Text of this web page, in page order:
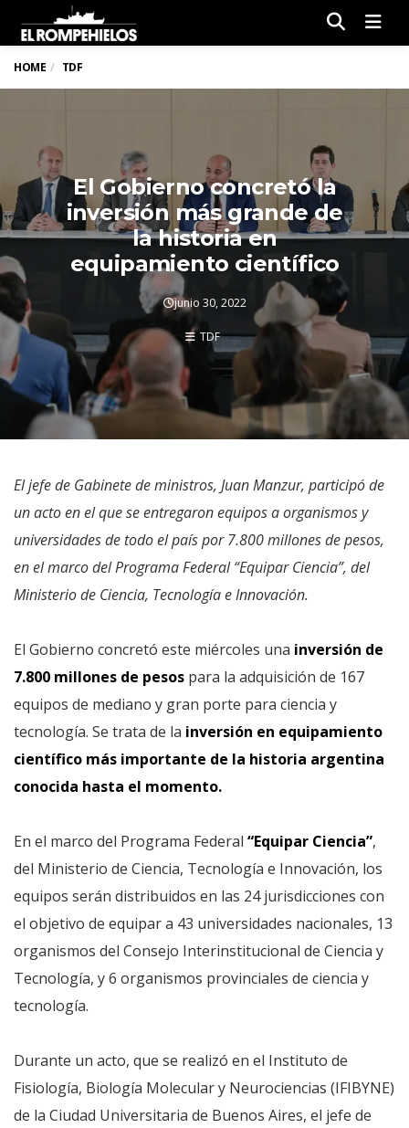
HOME TDF
El Gobierno concretó la
inversión más grande de
la historia en
equipamiento científico
junio 30, 2022
TDF
El jefe de Gabinete de ministros, Juan Manzur, participó de
un acto en el que se entregaron equipos a organismos y
universidades de todo el país por 7.800 millones de pesos,
en el marco del Programa Federal “Equipar Ciencia”, del
Ministerio de Ciencia, Tecnología e Innovación.
El Gobierno concretó este miércoles una inversión de
7.800 millones de pesos para la adquisición de 167
equipos de mediano y gran porte para ciencia y
tecnología. Se trata de la inversión en equipamiento
científico más importante de la historia argentina
conocida hasta el momento.
En el marco del Programa Federal “Equipar Ciencia”,
del Ministerio de Ciencia, Tecnología e Innovación, los
equipos serán distribuidos en las 24 jurisdicciones con
el objetivo de equipar a 43 universidades nacionales, 13
organismos del Consejo Interinstitucional de Ciencia y
Tecnología, y 6 organismos provinciales de ciencia y
tecnología.
Durante un acto, que se realizó en el Instituto de
Fisiología, Biología Molecular y Neurociencias (IFIBYNE)
de la Ciudad Universitaria de Buenos Aires, el jefe de